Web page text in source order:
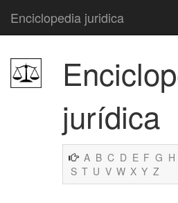
Enciclopedia juridica
jurídica
A B C D E F G H
S T U V W X Y Z